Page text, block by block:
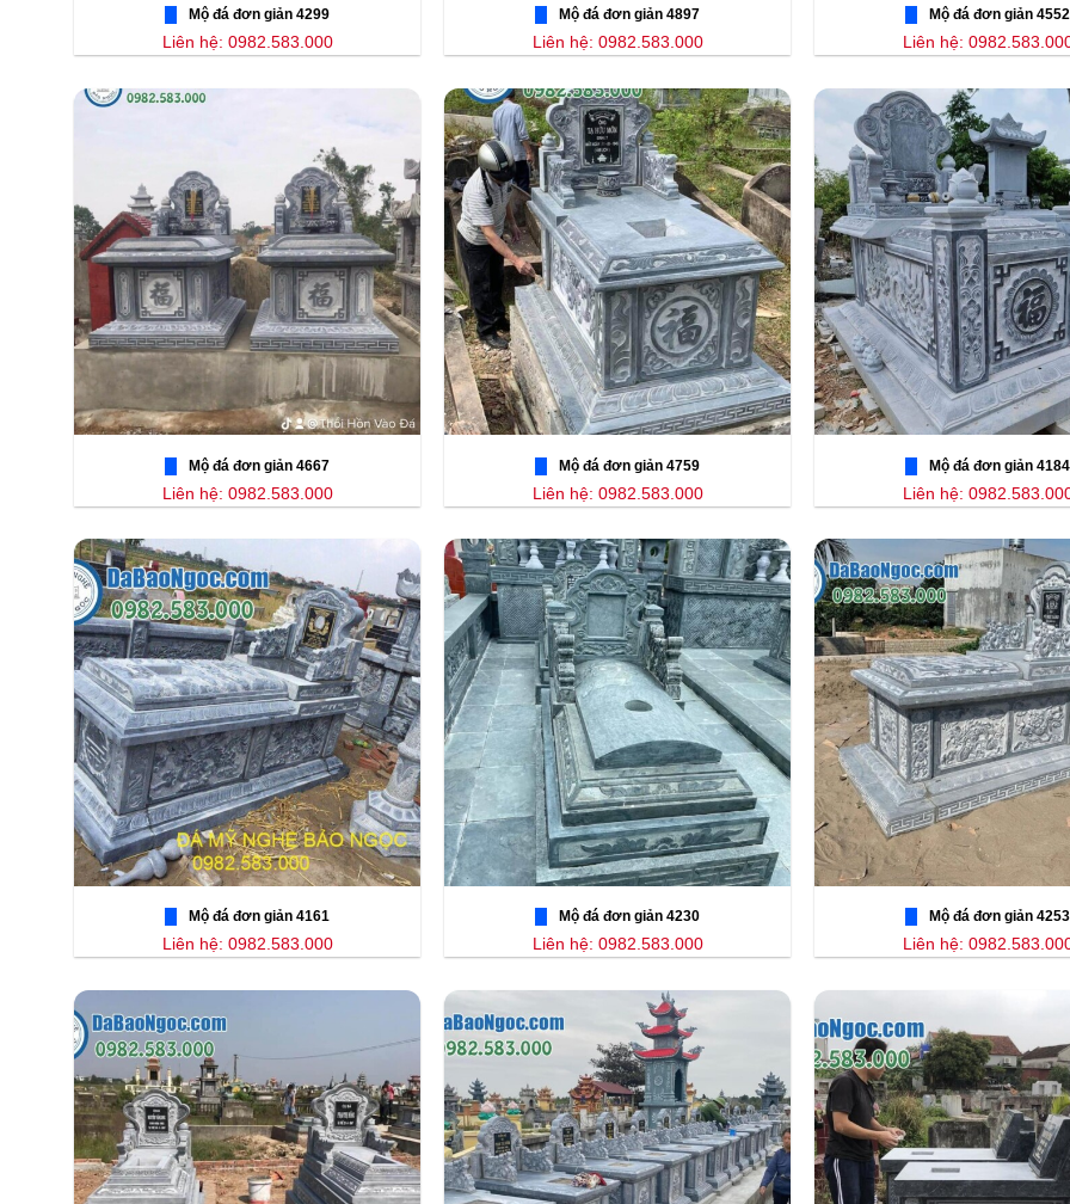
Mộ đá đơn giản 4299
Liên hệ: 0982.583.000
Mộ đá đơn giản 4897
Liên hệ: 0982.583.000
Mộ đá đơn giản 4552
Liên hệ:
Mộ đá đơn giản 4667
Liên hệ: 0982.583.000
Mộ đá đơn giản 4759
Liên hệ: 0982.583.000
Mộ đá đơn giản 4184
Liên hệ:
Mộ đá đơn giản 4161
Liên hệ: 0982.583.000
Mộ đá đơn giản 4230
Liên hệ: 0982.583.000
Mộ đá đơn giản 4253
Liên hệ: